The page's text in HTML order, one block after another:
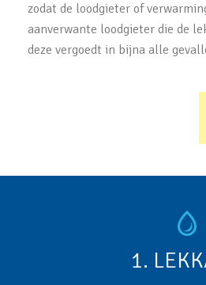
zodat de loodgieter of
aanverwante loodgieter die de
deze vergoedt in bijna alle
1.